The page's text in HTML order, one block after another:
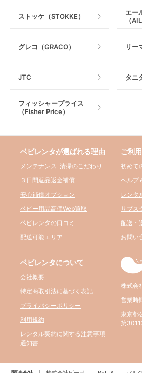
ストッケ（STOKKE）
エー
（
グレコ（GRACO） リー
JTC タニ
フィッシャープライス
（Fisher Price）
ベビレンタが選ばれる理由
メンテナンス･清掃のこだわり
３日間返品返金補償
安心補償オプション
ベビー用品高価Web買取
ベビレンタの口コミ
配送可能エリア
ご利
初めて
ヘルプ
レンタ
サブス
配送・
お問い
ベビレンタについて
会社概要
特定商取引法に基づく表記
プライバシーポリシー
利用規約
レンタル契約に関する注意事項
通知書
株式会
営業時
東京都
第